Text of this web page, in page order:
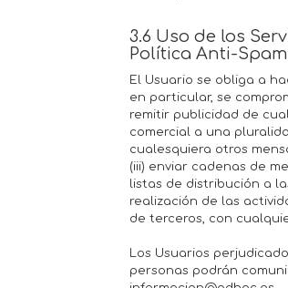
3.6 Uso de los
Política Anti-
El Usuario se obliga a
en particular, se
remitir publicidad de
comercial a una
cualesquiera otros
(iii) enviar cadenas de
listas de distribución a
realización de las
de terceros, con
Los Usuarios
personas podrán